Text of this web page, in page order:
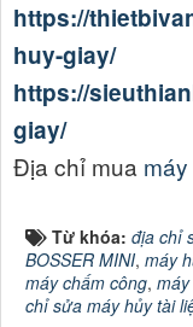
https://
huy-giay/
https://
giay/
Địa chỉ mua
Từ khóa: địa chỉ
BOSSER MINI, máy
máy chấm công,
chỉ sửa máy hủy tài